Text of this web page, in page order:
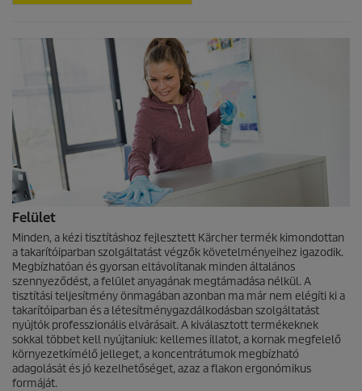
Felület
Minden, a kézi tisztításhoz fejlesztett Kärcher termék kimondottan
a takarítóiparban szolgáltatást végzők követelményeihez igazodik.
Megbízhatóan és gyorsan eltávolítanak minden általános
szennyeződést, a felület anyagának megtámadása nélkül. A
tisztítási teljesítmény önmagában azonban ma már nem elégíti ki a
takarítóiparban és a létesítménygazdálkodásban szolgáltatást
nyújtók professzionális elvárásait. A kiválasztott termékeknek
sokkal többet kell nyújtaniuk: kellemes illatot, a kornak megfelelő
környezetkímélő jelleget, a koncentrátumok megbízható
adagolását és jó kezelhetőséget, azaz a flakon ergonómikus
formáját.